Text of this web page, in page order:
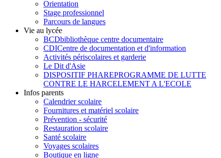
Orientation
Stage professionnel
Parcours de langues
Vie au lycée
BCDbibliothèque centre documentaire
CDICentre de documentation et d'information
Activités périscolaires et garderie
Le Dit d'Asie
DISPOSITIF PHAREPROGRAMME DE LUTTE
CONTRE LE HARCELEMENT A L'ECOLE
Infos parents
Calendrier scolaire
Fournitures et matériel scolaire
Prévention - sécurité
Restauration scolaire
Santé scolaire
Voyages scolaires
Boutique en ligne